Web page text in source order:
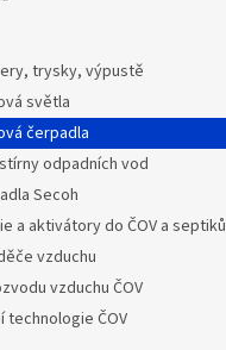
trysky, výpustě
světla
čerpadla
odpadních vod
Secoh
a aktivátory do ČOV a septiků
vzduchu
vzduchu ČOV
technologie ČOV